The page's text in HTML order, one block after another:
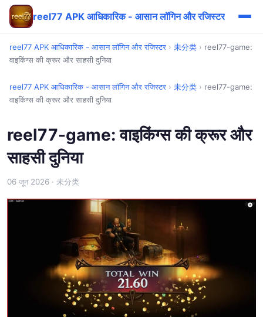
reel77 APK आधिकारिक - आसान लॉगिन और रजिस्टर
reel77 APK आधिकारिक - आसान लॉगिन और रजिस्टर › 未分类 › reel77-game:
वाइकिंग्स की क्रूर और साहसी दुनिया
reel77 APK आधिकारिक - आसान लॉगिन और रजिस्टर › 未分类 › reel77-game:
वाइकिंग्स की क्रूर और साहसी दुनिया
reel77-game: वाइकिंग्स की क्रूर और
साहसी दुनिया
06 जून 2026 · 未分类